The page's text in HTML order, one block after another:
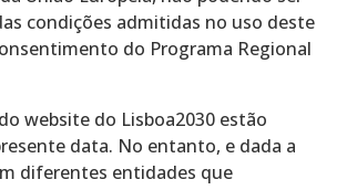
condições admitidas no uso deste
do Programa Regional
website do Lisboa2030 estão
data. No entanto, e dada a
diferentes entidades que